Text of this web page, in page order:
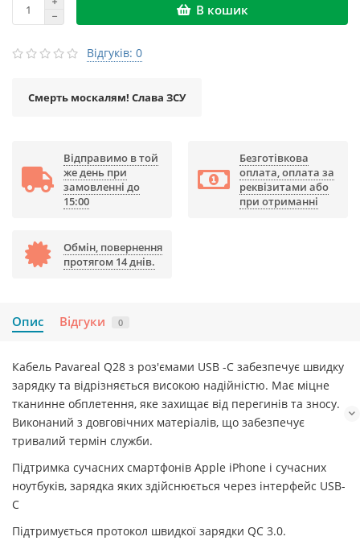
В кошик
Відгуків: 0
Смерть москалям! Слава ЗСУ
Відправимо в той
же день при
замовленні до
15:00
Безготівкова
оплата, оплата за
реквізитами або
при отриманні
Обмін, повернення
протягом 14 днів.
Опис Відгуки 0
Кабель Pavareal Q28 з роз'ємами USB -C забезпечує швидку
зарядку та відрізняється високою надійністю. Має міцне
тканинне обплетення, яке захищає від перегинів та зносу.
Виконаний з довговічних матеріалів, що забезпечує
тривалий термін служби.
Підтримка сучасних смартфонів Apple iPhone і сучасних
ноутбуків, зарядка яких здійснюється через інтерфейс USB-
C
Підтримується протокол швидкої зарядки QC 3.0.